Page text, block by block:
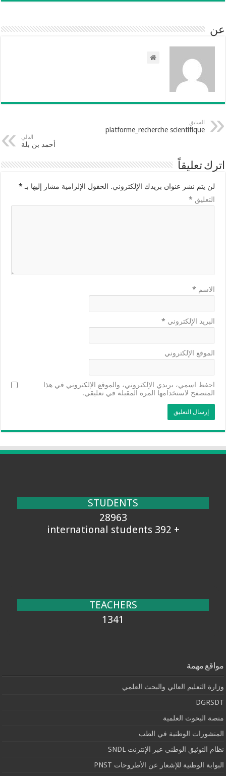
عن
السابق
platforme_recherche scientifique
التالي
أحمد بن بلة
اترك تعليقاً
لن يتم نشر عنوان بريدك الإلكتروني. الحقول الإلزامية مشار إليها بـ *
التعليق *
الاسم *
البريد الإلكتروني *
الموقع الإلكتروني
احفظ اسمي، بريدي الإلكتروني، والموقع الإلكتروني في هذا
المتصفح لاستخدامها المرة المقبلة في تعليقي.
STUDENTS
28963
+ 392 international students
TEACHERS
1341
مواقع مهمة
وزارة التعليم العالي والبحث العلمي
DGRSDT
منصة البحوث العلمية
المنشورات الوطنية في الطب
نظام التوثيق الوطني عبر الإنترنت SNDL
البوابة الوطنية للإشعار عن الأطروحات PNST